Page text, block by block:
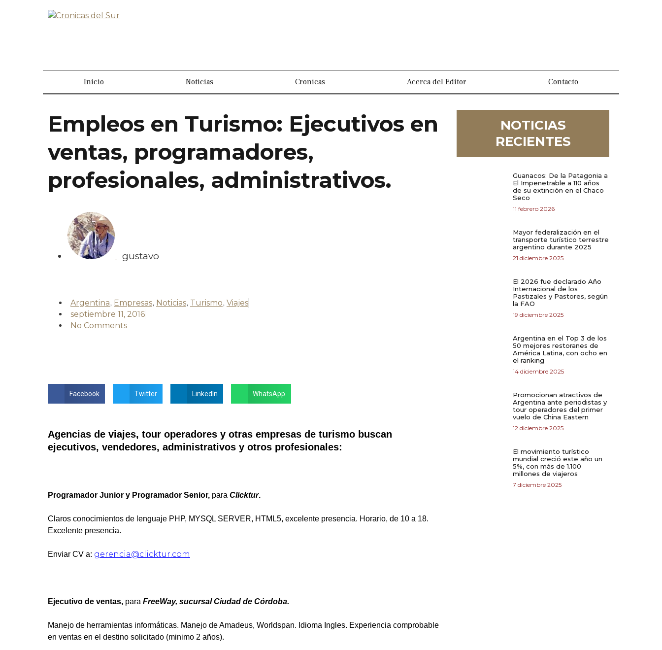
Inicio Noticias Cronicas Acerca del Editor Contacto
Empleos en Turismo: Ejecutivos en
ventas, programadores,
profesionales, administrativos.
gustavo
Argentina, Empresas, Noticias, Turismo, Viajes
septiembre 11, 2016
No Comments
Facebook Twitter LinkedIn WhatsApp
Agencias de viajes, tour operadores y otras empresas de turismo buscan
ejecutivos, vendedores, administrativos y otros profesionales:
Programador Junior y Programador Senior, para Clicktur.
Claros conocimientos de lenguaje PHP, MYSQL SERVER, HTML5, excelente presencia. Horario, de 10 a 18.
Excelente presencia.
Enviar CV a: gerencia@clicktur.com
Ejecutivo de ventas, para FreeWay, sucursal Ciudad de Córdoba.
Manejo de herramientas informáticas. Manejo de Amadeus, Worldspan. Idioma Ingles. Experiencia comprobable
en ventas en el destino solicitado (minimo 2 años).
NOTICIAS
RECIENTES
Guanacos: De la Patagonia a
El Impenetrable a 110 años
de su extinción en el Chaco
Seco
11 febrero 2026
Mayor federalización en el
transporte turístico terrestre
argentino durante 2025
21 diciembre 2025
El 2026 fue declarado Año
Internacional de los
Pastizales y Pastores, según
la FAO
19 diciembre 2025
Argentina en el Top 3 de los
50 mejores restoranes de
América Latina, con ocho en
el ranking
14 diciembre 2025
Promocionan atractivos de
Argentina ante periodistas y
tour operadores del primer
vuelo de China Eastern
12 diciembre 2025
El movimiento turístico
mundial creció este año un
5%, con más de 1.100
millones de viajeros
7 diciembre 2025